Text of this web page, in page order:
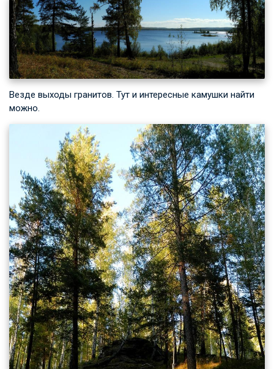
Везде выходы гранитов. Тут и интересные камушки найти
можно.